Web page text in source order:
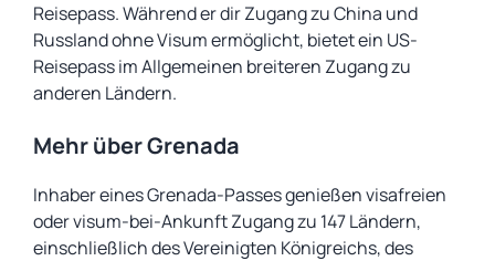
Reisepass. Während er dir Zugang zu China und
Russland ohne Visum ermöglicht, bietet ein US-
Reisepass im Allgemeinen breiteren Zugang zu
anderen Ländern.
Mehr über Grenada
Inhaber eines Grenada-Passes genießen visafreien
oder visum-bei-Ankunft Zugang zu 147 Ländern,
einschließlich des Vereinigten Königreichs, des